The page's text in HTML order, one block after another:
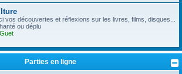
vos découvertes et réflexions sur les livres, films, disques...
ou déplu
Parties en ligne